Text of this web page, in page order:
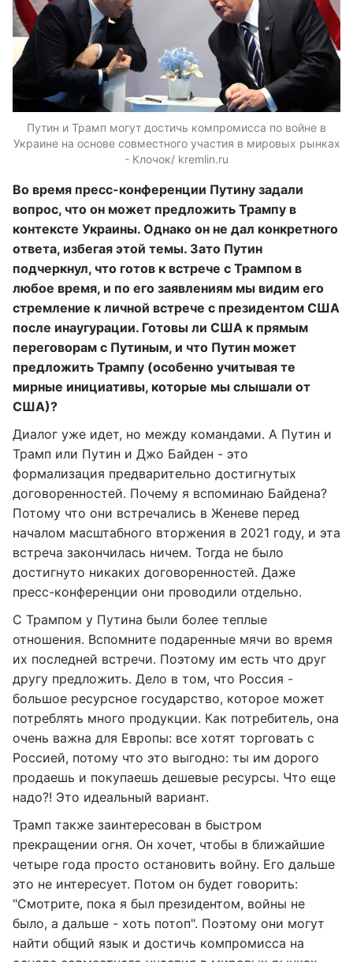
Путин и Трамп могут достичь компромисса по войне в
Украине на основе совместного участия в мировых рынках
- Клочок/ kremlin.ru
Во время пресс-конференции Путину задали
вопрос, что он может предложить Трампу в
контексте Украины. Однако он не дал конкретного
ответа, избегая этой темы. Зато Путин
подчеркнул, что готов к встрече с Трампом в
любое время, и по его заявлениям мы видим его
стремление к личной встрече с президентом США
после инаугурации. Готовы ли США к прямым
переговорам с Путиным, и что Путин может
предложить Трампу (особенно учитывая те
мирные инициативы, которые мы слышали от
США)?
Диалог уже идет, но между командами. А Путин и
Трамп или Путин и Джо Байден - это
формализация предварительно достигнутых
договоренностей. Почему я вспоминаю Байдена?
Потому что они встречались в Женеве перед
началом масштабного вторжения в 2021 году, и эта
встреча закончилась ничем. Тогда не было
достигнуто никаких договоренностей. Даже
пресс-конференции они проводили отдельно.
С Трампом у Путина были более теплые
отношения. Вспомните подаренные мячи во время
их последней встречи. Поэтому им есть что друг
другу предложить. Дело в том, что Россия -
большое ресурсное государство, которое может
потреблять много продукции. Как потребитель, она
очень важна для Европы: все хотят торговать с
Россией, потому что это выгодно: ты им дорого
продаешь и покупаешь дешевые ресурсы. Что еще
надо?! Это идеальный вариант.
Трамп также заинтересован в быстром
прекращении огня. Он хочет, чтобы в ближайшие
четыре года просто остановить войну. Его дальше
это не интересует. Потом он будет говорить:
"Смотрите, пока я был президентом, войны не
было, а дальше - хоть потоп". Поэтому они могут
найти общий язык и достичь компромисса на